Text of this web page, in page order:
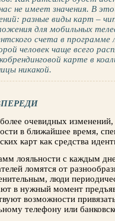
не имеет значения. В
разные виды карт –
для мобильных
счета в программе
человек чаще всего
карте в
никакой.
очевидных
в ближайшее время,
карт как средства
лояльности с каждым
ломятся от
люди
в нужный момент
возможности
телефону или